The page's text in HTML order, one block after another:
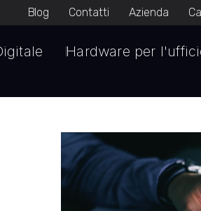
Blog Contatti Azienda
Hardware per